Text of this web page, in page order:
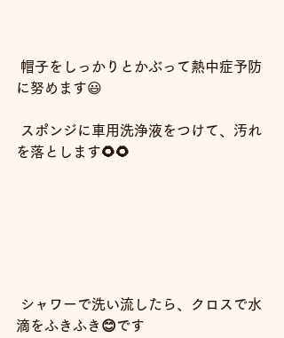
帽子をしっかりとかぶって熱中症予防
に努めます😃
スポンジに車用洗浄液をつけて、汚れ
を落とします🌻🌻
シャワーで洗い流したら、クロスで水
滴をふきふき😊です